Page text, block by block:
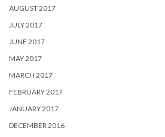
AUGUST 2017
JULY 2017
JUNE 2017
MAY 2017
MARCH 2017
FEBRUARY 2017
JANUARY 2017
DECEMBER 2016